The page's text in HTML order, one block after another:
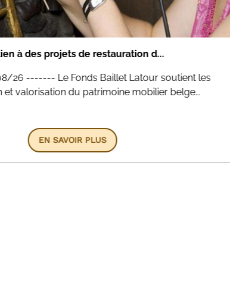
: La sécurité des enfants dans la circula...
15/09/26 ------- Soutenir des initiatives dans le
âgés de 0 à 12 ans dans la circulation...
EN SAVOIR PLUS